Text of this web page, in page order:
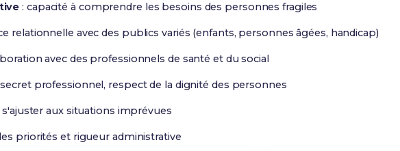
: capacité à comprendre les besoins des personnes fragiles
relationnelle avec des publics variés (enfants, personnes âgées, handicap)
avec des professionnels de santé et du social
professionnel, respect de la dignité des personnes
s'ajuster aux situations imprévues
priorités et rigueur administrative